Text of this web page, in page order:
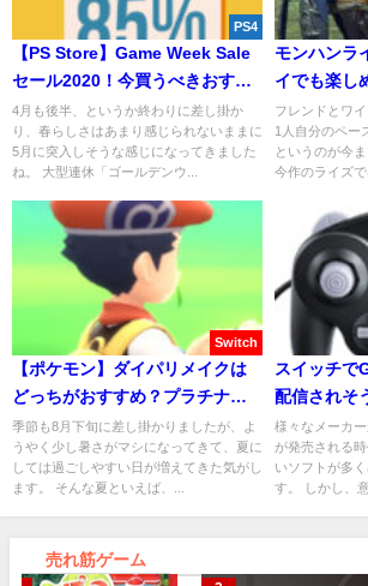
PS4
【PS Store】Game Week Sale
セール2020！今買うべきおすす
めゲーム7選！
4月も後半、というか終わりに差し掛か
り、春らしさはあまり感じられないままに
5月に突入しそうな感じになってきました
ね。 大型連休「ゴールデンウ...
モンハンラ
イでも楽し
いを解説！
フレンドとワ
1人自分のペー
というのが今
今作のライズで
Switch
【ポケモン】ダイパリメイクは
どっちがおすすめ？プラチナが
出る可能性は？
季節も8月下旬に差し掛かりましたが、よ
うやく少し暑さがマシになってきて、夏に
しては過ごしやすい日が増えてきた気がし
ます。 そんな夏といえば、...
スイッチで
配信されそ
想してみた
様々なメーカ
が発売される
いソフトが多
す。 しかし、
売れ筋ゲーム